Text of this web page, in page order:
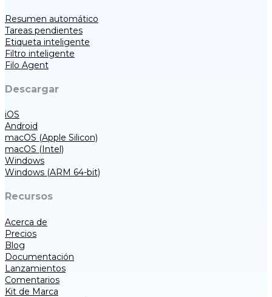
Resumen automático
Tareas pendientes
Etiqueta inteligente
Filtro inteligente
Filo Agent
Descargar
iOS
Android
macOS (Apple Silicon)
macOS (Intel)
Windows
Windows (ARM 64-bit)
Recursos
Acerca de
Precios
Blog
Documentación
Lanzamientos
Comentarios
Kit de Marca